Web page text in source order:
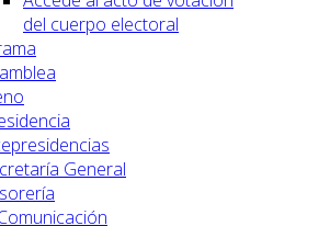
del cuerpo electoral
General